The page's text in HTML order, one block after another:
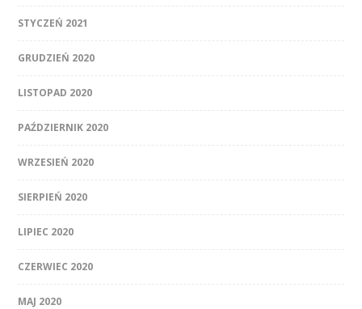
STYCZEŃ 2021
GRUDZIEŃ 2020
LISTOPAD 2020
PAŹDZIERNIK 2020
WRZESIEŃ 2020
SIERPIEŃ 2020
LIPIEC 2020
CZERWIEC 2020
MAJ 2020